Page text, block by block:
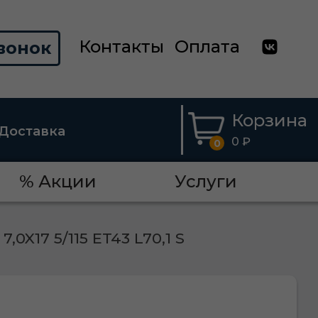
Контакты Оплата
0
Корзина
0 ₽
% Акции Услуги
5/115 ET43 L70,1 S